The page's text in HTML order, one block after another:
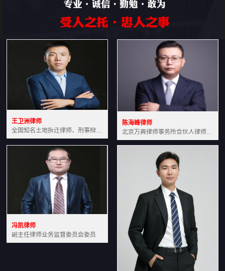
王卫洲律师
全国知名土地拆迁律师、刑事辩护律师北京万典律师事务所主任中国法学会会员北京市行政法研究会理事
陈海峰律师
北京万典律师事务所合伙人律师土地房产专业资深律师
冯凯律师
副主任律师业务监督委员会委员